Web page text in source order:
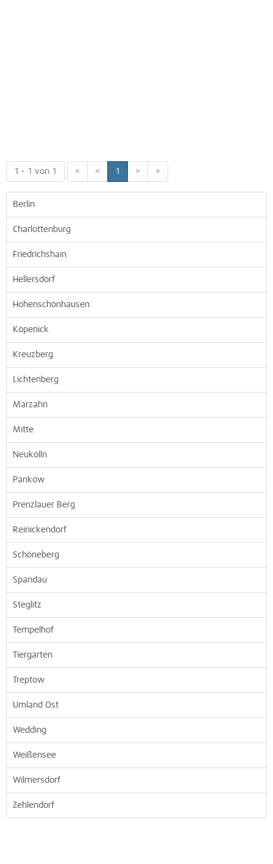
1 - 1 von 1 « < 1 > »
Berlin
Charlottenburg
Friedrichshain
Hellersdorf
Hohenschönhausen
Köpenick
Kreuzberg
Lichtenberg
Marzahn
Mitte
Neukölln
Pankow
Prenzlauer Berg
Reinickendorf
Schöneberg
Spandau
Steglitz
Tempelhof
Tiergarten
Treptow
Umland Ost
Wedding
Weißensee
Wilmersdorf
Zehlendorf